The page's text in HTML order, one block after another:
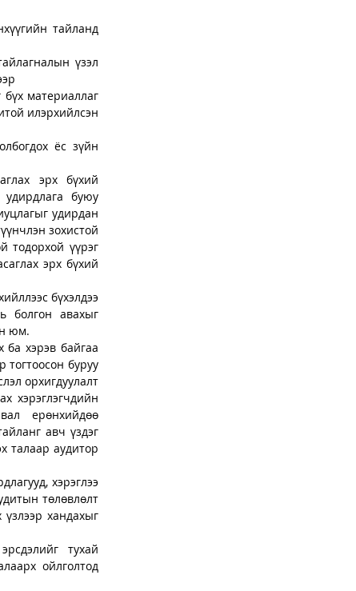
тайланд
үзэл
материаллаг
илэрхийлсэн
ёс зүйн
эрх бүхий
буюу
удирдан
зохистой
тодорхой үүрэг
эрх бүхий
бүхэлдээ
болгон авахыг
юм.
ба хэрэв байгаа
тогтоосон буруу
орхигдуулалт
хэрэглэгчдийн
ерөнхийдөө
авч үздэг
талаар аудитор
хэрэглээ
төлөвлөлт
хандахыг
тухай
ойлголтод